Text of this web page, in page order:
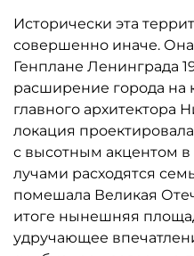
Исторически эта
совершенно иначе.
Генплане Ленинграда
расширение города на
главного архитектора
локация
с высотным акцентом в
лучами расходятся
помешала Великая
итоге нынешняя
удручающее